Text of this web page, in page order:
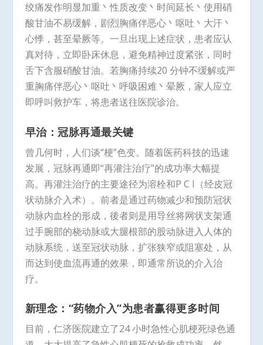
绞痛发作明显加重丶性质改变丶时间延长丶使用硝
酸甘油不易缓解，剧烈胸痛伴恶心丶呕吐丶大汗丶
心悸，甚至晕厥等。一旦出现上述症状，患者应认
真对待，立即卧床休息，避免精神过度紧张，同时
舌下含服硝酸甘油。若胸痛持续20 分钟不缓解或严
重胸痛伴恶心丶呕吐丶呼吸困难丶晕厥，家人应立
即呼叫救护车，将患者送往医院诊治。
早治：冠脉再通最关键
曾几何时，人们谈“梗”色变。随着医药科技的迅速
发展，冠脉再通即“再灌注治疗”的成功率大幅提
高。再灌注治疗的主要途径为溶栓和P C I（经皮冠
状动脉介入术）。前者是通过药物减少和预防冠状
动脉内血栓的形成，後者则是用导丝将网状支架通
过手腕部的桡动脉或大腿根部的股动脉进入人体的
动脉系统，送至冠状动脉，扩张狭窄或阻塞处，从
而达到使血流再通的效果，即通常所说的介入治
疗。
新理念：“药物介入”为患者赢得更多时间
目前，仁济医院建立了24 小时急性心肌梗死绿色通